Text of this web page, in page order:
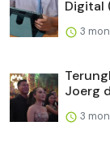
Digital
3
Joerg
3